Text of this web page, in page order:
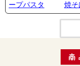
ープパスタ
焼そ